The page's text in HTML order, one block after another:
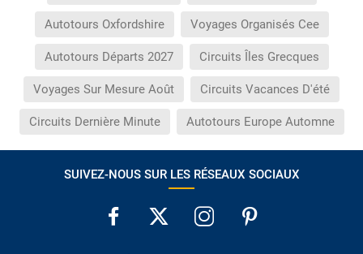
Autotours Oxfordshire Voyages Organisés Cee
Autotours Départs 2027 Circuits Îles Grecques
Voyages Sur Mesure Août Circuits Vacances D'été
Circuits Dernière Minute Autotours Europe Automne
SUIVEZ-NOUS SUR LES RÉSEAUX SOCIAUX